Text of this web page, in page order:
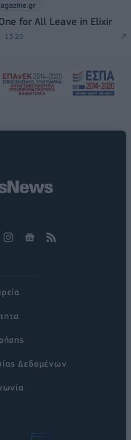
for All Leave in Elixir
13:20
Δεδομένων